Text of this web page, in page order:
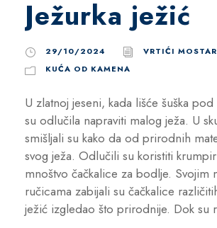
Ježurka ježić
29/10/2024
VRTIĆI MOSTAR
KUĆA OD KAMENA
U zlatnoj jeseni, kada lišće šuška
su odlučila napraviti malog ježa. U
smišljali su kako da od prirodnih
svog ježa. Odlučili su koristiti
mnoštvo čačkalice za bodlje. Svojim
ručicama zabijali su čačkalice
ježić izgledao što prirodnije. Dok su